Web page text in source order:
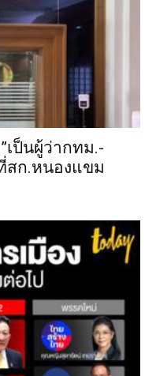
เป็นผู้ว่ากทม.-
สก.หนองแขม